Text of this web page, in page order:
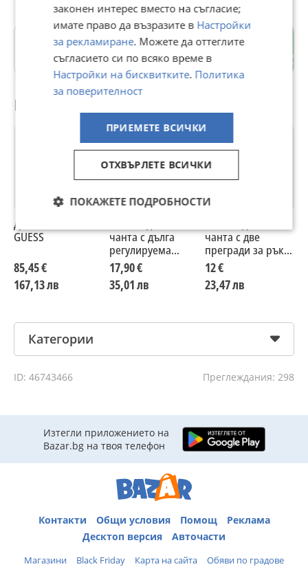
Драгалевци
гр. София
Препоръчани за теб
Дамска чанта
GUESS
85,45 €
167,13 лв
чанта с дълга
регулируема
презрамка
17,90 €
35,01 лв
чанта с две
прегради за ръка
или рамо
12 €
23,47 лв
Категории
ID: 46743466 Преглеждания: 298
Изтегли приложението на
Bazar.bg на твоя телефон
Контакти Общи условия Помощ
Реклама
Десктоп версия
Авточасти
Магазини Black Friday Карта на сайта Обяви по градове
законен интерес вместо на съгласие;
имате право да възразите в Настройки
за рекламиране. Можете да оттеглите
съгласието си по всяко време в
Настройки на бисквитките. Политика
за поверителност
ПРИЕМЕТЕ ВСИЧКИ
ОТХВЪРЛЕТЕ ВСИЧКИ
ПОКАЖЕТЕ ПОДРОБНОСТИ